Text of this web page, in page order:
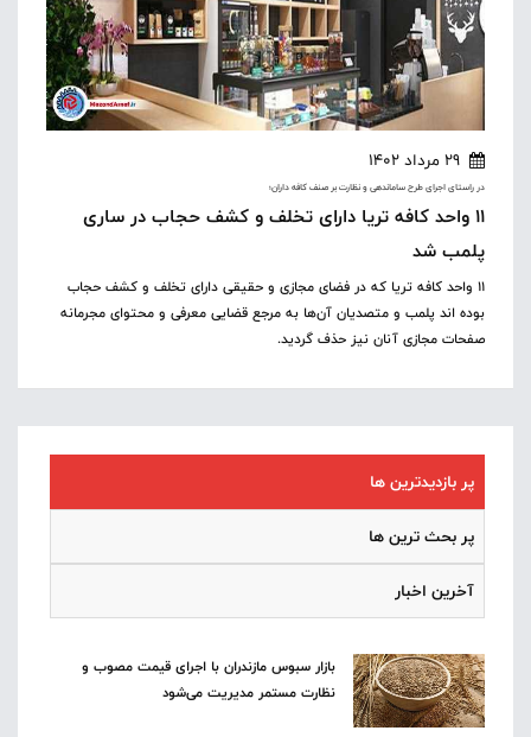
29 مرداد 1402
در راستای اجرای طرح ساماندهی و نظارت بر صنف کافه داران؛
۱۱ واحد کافه تریا دارای تخلف و کشف حجاب در ساری
پلمب شد
۱۱ واحد کافه تریا که در فضای مجازی و حقیقی دارای تخلف و کشف حجاب
بوده اند پلمب و متصدیان آن‌ها به مرجع قضایی معرفی و محتوای مجرمانه
صفحات مجازی آنان نیز حذف گردید.
پر بازدیدترین ها
پر بحث ترین ها
آخرین اخبار
بازار سبوس مازندران با اجرای قیمت مصوب و
نظارت مستمر مدیریت می‌شود